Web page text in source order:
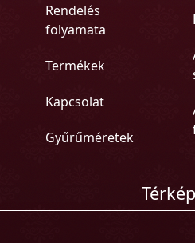
Rendelés
folyamata
Termékek
Kapcsolat
Gyűrűméretek
Térkép